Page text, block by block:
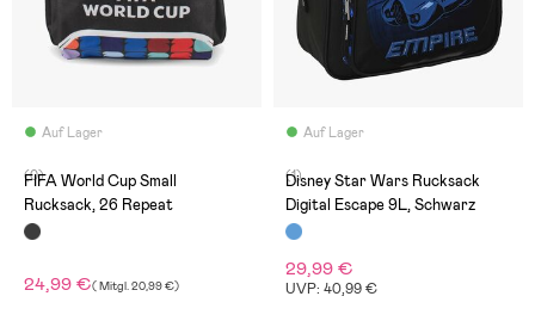
Auf Lager
(0)
FIFA World Cup Small
Rucksack, 26 Repeat
24,99 €(Mitgl.20,99 €)
Auf Lager
(1)
Disney Star Wars Rucksack
Digital Escape 9L, Schwarz
29,99 €
UVP: 40,99 €